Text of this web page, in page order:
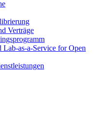
Verträge
as-a-Service for Open